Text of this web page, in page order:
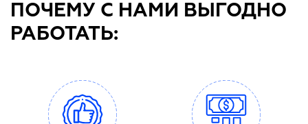
ПОЧЕМУ С НАМИ ВЫГОДНО
РАБОТАТЬ: